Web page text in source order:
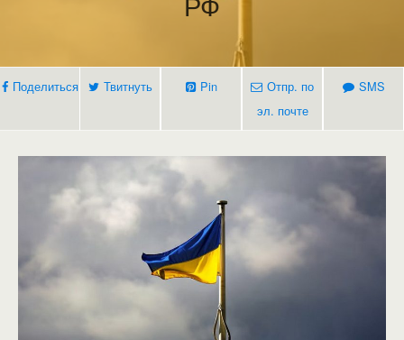
Поделиться Твитнуть Pin
Отпр. по
эл. почте
SMS